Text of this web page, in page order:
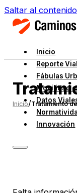
Saltar al
Inicio
Reporte Vial
Fábulas
Movilidad
Datos
Innovación
Inicio/Tratamiento